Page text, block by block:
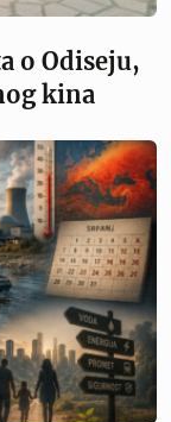
o Odiseju,
kina